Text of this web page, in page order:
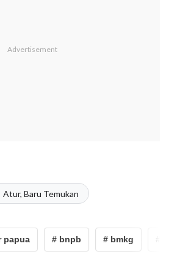
Atur, Baru Temukan
# bnpb # bmkg #